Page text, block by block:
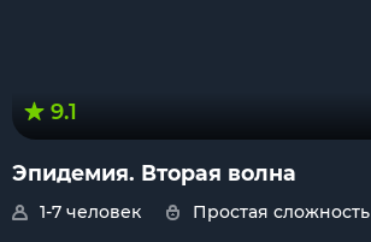
9.1
Эпидемия. Вторая волна
1-7 человек
Простая сложность